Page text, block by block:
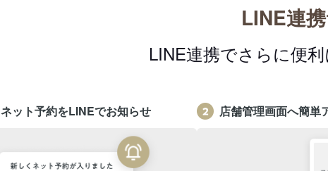
LINE連
LINE連携でさらに便
ネット予約をLINEでお知らせ 店舗管理画面へ簡単